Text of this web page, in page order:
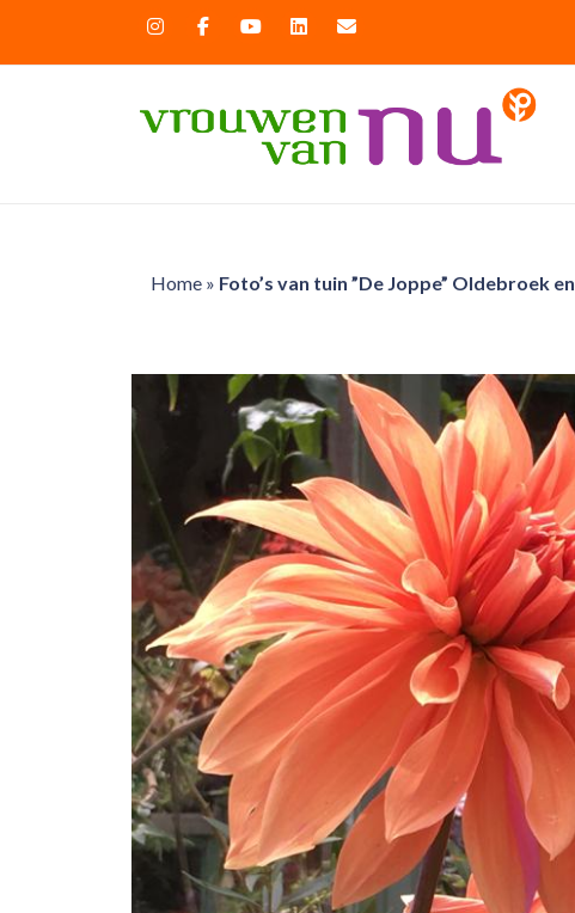
Home» Foto’s van tuin ”De Joppe” Oldebroek